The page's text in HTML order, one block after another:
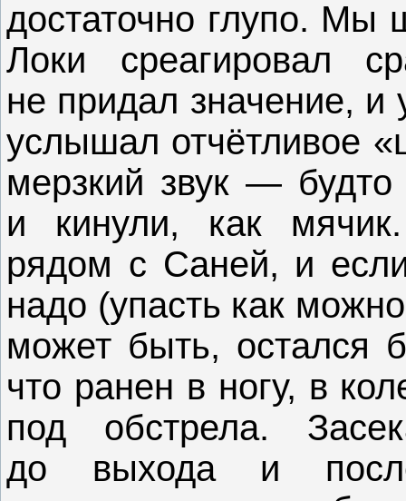
достаточно глупо. Мы
Локи среагировал
не придал значение, и
услышал отчётливое
мерзкий звук —
и кинули, как
рядом с Саней, и
надо (упасть как
может быть, остался
что ранен в ногу, в
под обстрела.
до выхода и